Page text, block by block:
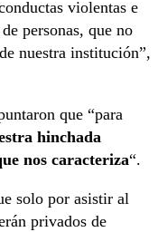
violentas e
personas, que no
nuestra institución”,
que “para
hinchada
nos caracteriza“.
solo por asistir al
privados de